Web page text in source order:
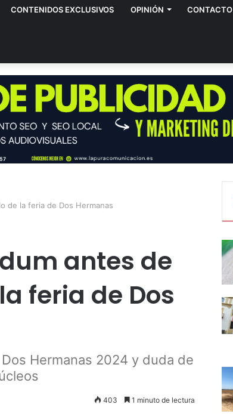
CONTENIDOS EXCLUSIVOS OPINIÓN CONTACTO
de la feria de Dos Hermanas
antes de
feria de Dos
Hermanas 2024 y duda de
403 1 minuto de lectura